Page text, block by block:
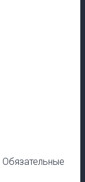
Обязательные